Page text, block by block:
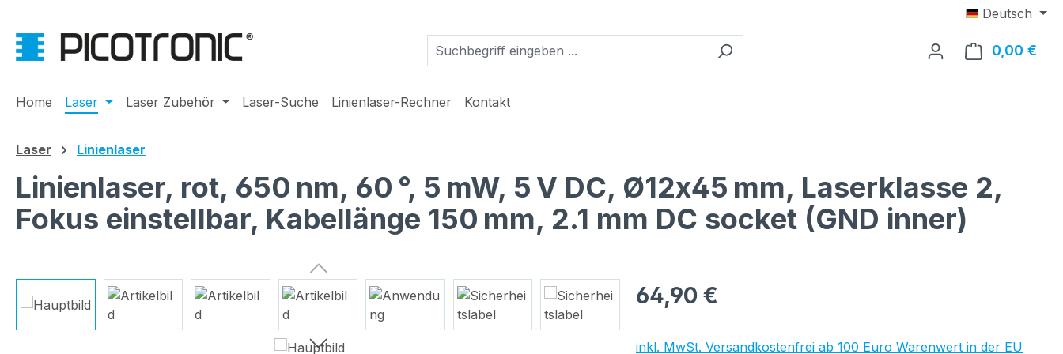
Deutsch
0,00 €
Home Laser Laser Zubehör Laser-Suche Linienlaser-Rechner Kontakt
Laser Linienlaser
Linienlaser, rot, 650 nm, 60 °, 5 mW, 5 V DC, Ø12x45 mm, Laserklasse 2,
Fokus einstellbar, Kabellänge 150 mm, 2.1 mm DC socket (GND inner)
Bildergalerie überspringen Regulärer Preis:
64,90 €
inkl. MwSt. Versandkostenfrei ab 100 Euro Warenwert in der EU